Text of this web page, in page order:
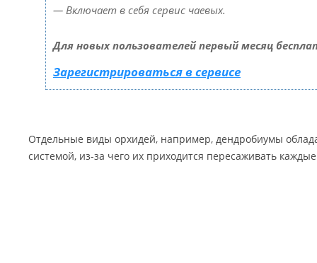
— Включает в себя сервис чаевых.
Для новых пользователей первый месяц
Зарегистрироваться в сервисе
Отдельные виды орхидей, например, дендробиумы
системой, из-за чего их приходится пересаживать